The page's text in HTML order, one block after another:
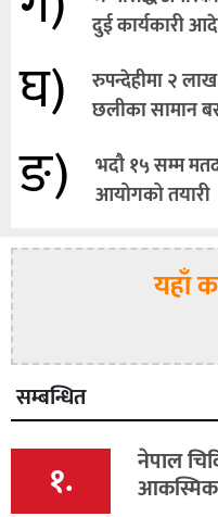
दुई कार्यकारी
घ)
रुपन्देहीमा २
छलीका सामान
ङ)
भदौ १५ सम्म
आयोगको तयारी
यहाँ
सम्बन्धित
१. नेपाल
आकस्मिक